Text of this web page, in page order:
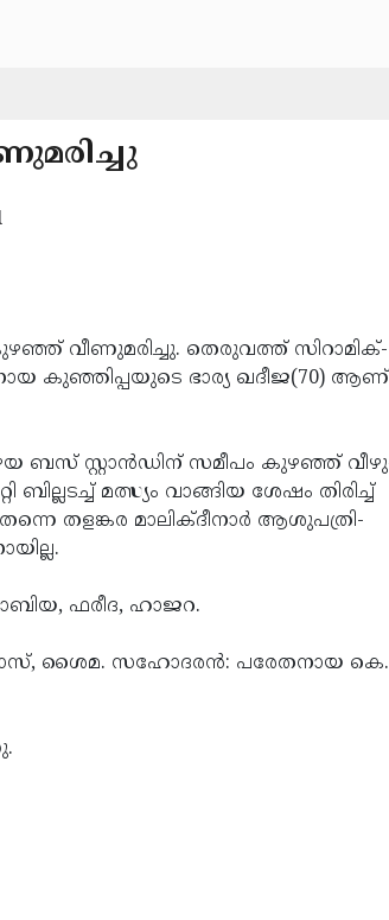
വീ­ണു­മ­രിച്ചു. തെ­രുവ­ത്ത് സി­റാ­മി­ക്‌­
കു­ഞ്ഞി­പ്പ­യു­ടെ ഭാ­ര്യ ഖദീജ(70) ആ­ണ്
ബ­സ് സ്റ്റാന്‍­ഡി­ന് സ­മീ­പം കുഴ­ഞ്ഞ്
മത്സ്യം വാ­ങ്ങി­യ ശേ­ഷം തി­രി­ച്ച്
തള­ങ്ക­ര മാ­ലി­ക്­ദീ­നാര്‍ ആ­ശു­പ­ത്രി­
ഫ­രീ­ദ, ഹാജ­റ.
ശൈ­മ. സ­ഹോ­ദ­രന്‍: പ­രേ­തനാ­യ കെ.